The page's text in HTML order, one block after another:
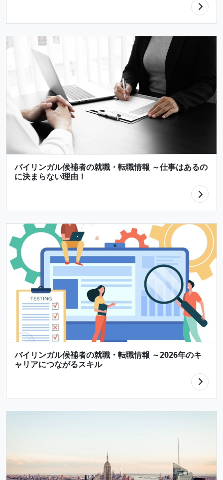
バイリンガル候補者の就職・転職情報 ～仕事はあるの
に決まらない理由！
バイリンガル候補者の就職・転職情報 ～2026年のキ
ャリアにつながるスキル